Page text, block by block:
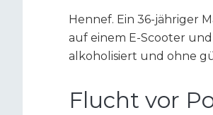
Hennef. Ein 36-jähriger
auf einem E-Scooter
alkoholisiert und ohne
Flucht vor